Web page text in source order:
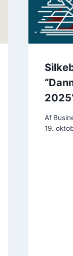
Af
19.